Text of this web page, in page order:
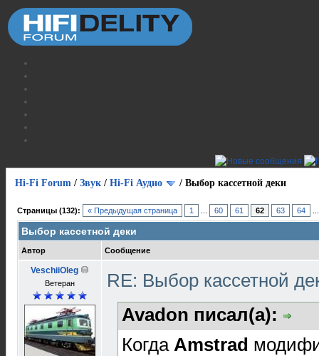
Hi-Fi Forum / Звук / Hi-Fi Аудио / Выбор кассетной деки
Страницы (132): « Предыдущая страница 1 60 61 62 63 64
Выбор кассетной деки
Автор Сообщение
VeschiiOleg
Ветеран
RE: Выбор кассетной
Avadon писал(а):
Когда Amstrad